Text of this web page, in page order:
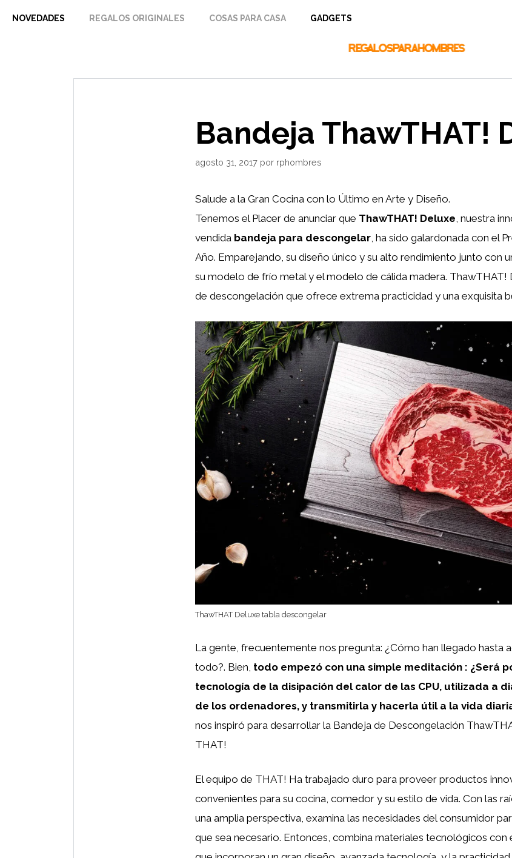
NOVEDADES REGALOS ORIGINALES COSAS PARA CASA GADGETS
Bandeja ThawTHAT!
agosto 31, 2017 por rphombres
Salude a la Gran Cocina con lo Último en Arte y Diseño.
Tenemos el Placer de anunciar que ThawTHAT! Deluxe, nuestra
vendida bandeja para descongelar, ha sido galardonada con el
Año. Emparejando, su diseño único y su alto rendimiento junto con
su modelo de frío metal y el modelo de cálida madera. ThawTHAT!
de descongelación que ofrece extrema practicidad y una exquisita
ThawTHAT Deluxe tabla descongelar
La gente, frecuentemente nos pregunta: ¿Cómo han llegado hasta
todo?. Bien, todo empezó con una simple meditación : ¿Será
tecnología de la disipación del calor de las CPU, utilizada a
de los ordenadores, y transmitirla y hacerla útil a la vida
nos inspiró para desarrollar la Bandeja de Descongelación
THAT!
El equipo de THAT! Ha trabajado duro para proveer productos
convenientes para su cocina, comedor y su estilo de vida. Con las
una amplia perspectiva, examina las necesidades del consumidor
que sea necesario. Entonces, combina materiales tecnológicos